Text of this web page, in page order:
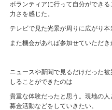
ボランティアに行って自分ができ
力さを感じた。
テレビで見た光景が周りに広がり本
また機会があれば参加せていただき
ニュースや新聞で見るだけだった
しることができたのは
貴重な体験だったと思う。現地の
募金活動などをしていきたい。